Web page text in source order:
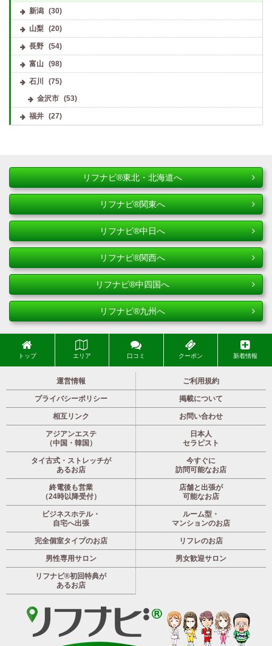
新潟 (30)
山梨 (20)
長野 (54)
富山 (98)
石川
(75)
金沢市
(53)
福井 (27)
リフナビ®東北・北海道へ
リフナビ®関東へ
リフナビ®中日へ
リフナビ®関西へ
リフナビ®中四国へ
リフナビ®九州へ
トップ エリア 口コミ クーポン 新着情報
運営情報 ご利用規約
プライバシーポリシー 掲載について
相互リンク お問い合わせ
アジアンエステ
（中国・韓国）
日本人
セラピスト
タイ古式・ストレッチが
あるお店
今すぐに
訪問可能なお店
終電後も営業
（24時以降受付）
店舗と出張が
可能なお店
ビジネスホテル・
自宅へ出張
ルーム型・
マンションのお店
完全個室タイプのお店 リフレのお店
男性専用サロン 男女歓迎サロン
リフナビ®初回特典が
あるお店